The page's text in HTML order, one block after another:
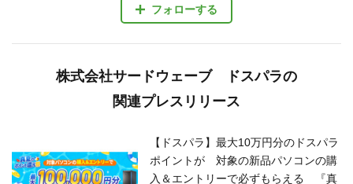
フォローする
株式会社サードウェーブ ドスパラの
関連プレスリリース
【ドスパラ】最大10万円分のドスパラ
ポイントが 対象の新品パソコンの購
入＆エントリーで必ずもらえる 『真